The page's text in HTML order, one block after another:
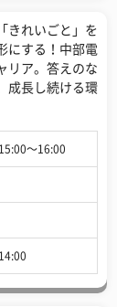
きれいごと」を
にする！中部電
リア。答えのな
成長し続ける環
〜16:00